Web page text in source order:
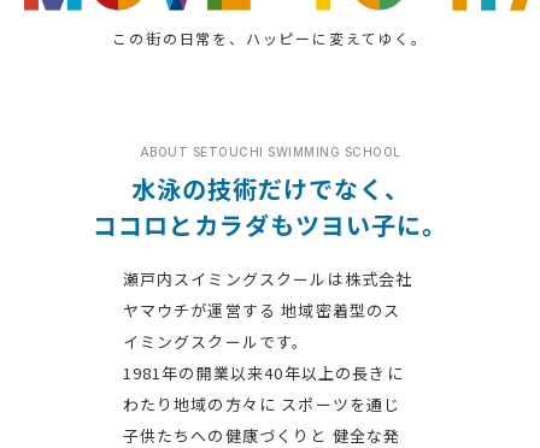
この街の日常を、ハッピーに変えてゆく。
ABOUT SETOUCHI SWIMMING SCHOOL
水泳の技術だけでなく、
ココロとカラダもツヨい子に。
瀬戸内スイミングスクールは株式会社
ヤマウチが運営する 地域密着型のス
イミングスクールです。
1981年の開業以来40年以上の長きに
わたり地域の方々に スポーツを通じ
子供たちへの健康づくりと 健全な発